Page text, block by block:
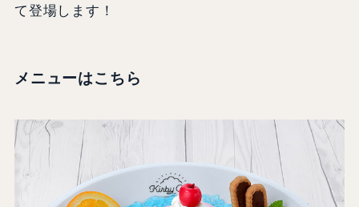
て登場します！
メニューはこちら